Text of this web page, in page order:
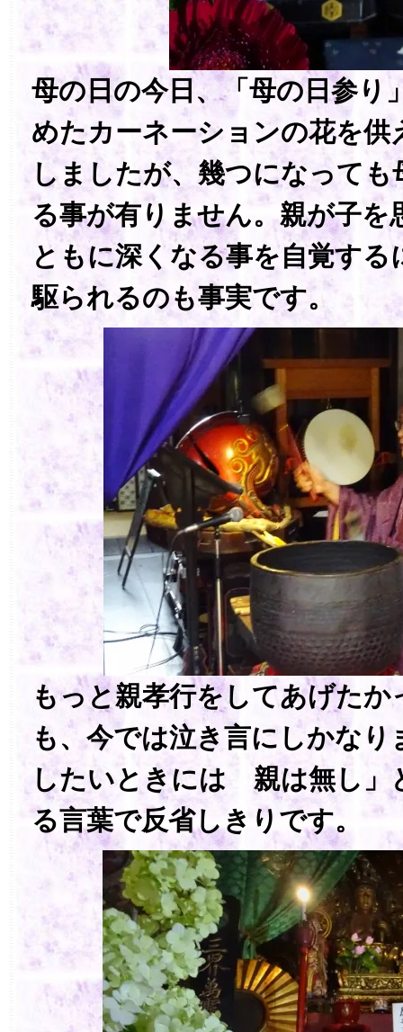
母の日の今日、「母の日参り
めたカーネーションの花を供
しましたが、幾つになって
る事が有りません。親が子を
ともに深くなる事を自覚する
駆られるのも事実です。
もっと親孝行をしてあげた
も、今では泣き言にしかな
したいときには 親は無し」
る言葉で反省しきりです。